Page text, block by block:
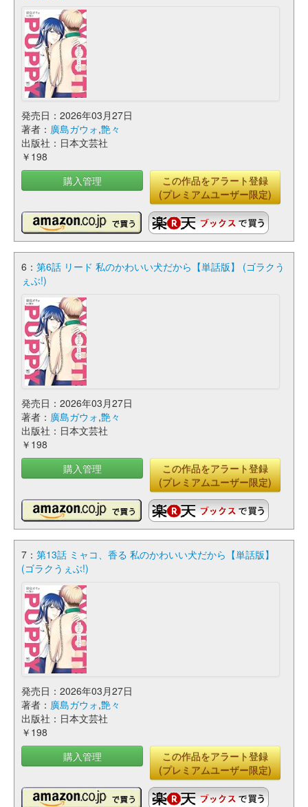
発売日：2026年03月27日
著者： 廣島ガウォ,艶々
出版社：日本文芸社
￥198
購入管理
この作品をアラート登録
(プレミアムユーザー限定)
6： 第6話 リード 私のかわいい犬だから【単話版】 (ゴラクう
ぇぶ!)
発売日：2026年03月27日
著者： 廣島ガウォ,艶々
出版社：日本文芸社
￥198
購入管理
この作品をアラート登録
(プレミアムユーザー限定)
7： 第13話 ミャコ、香る 私のかわいい犬だから【単話版】
(ゴラクうぇぶ!)
発売日：2026年03月27日
著者： 廣島ガウォ,艶々
出版社：日本文芸社
￥198
購入管理
この作品をアラート登録
(プレミアムユーザー限定)